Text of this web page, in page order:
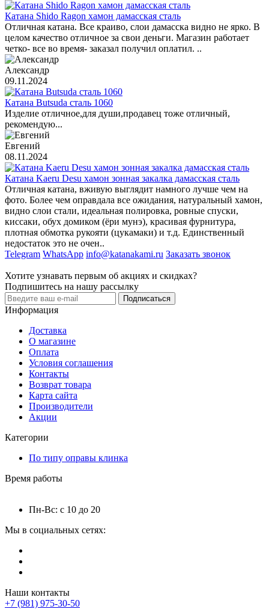
Катана Shido Ragon хамон дамасская сталь
Отличная катана. Все краиво, слои дамасска видно не ярко. В
целом качество отличное за свои деньги. Магазин работает
четко- все во время- заказал получил оплатил. ..
Александр
09.11.2024
Катана Butsuda сталь 1060
Изделие отличное,для души,продавец тоже отличный,
рекомендую...
Евгений
08.11.2024
Катана Kaeru Desu хамон зонная закалка дамасская сталь
Отличная катана, вживую выглядит намного лучше чем на
фото. Более чем оправдала все ожидания, натуральный хамон,
видно слои стали, идеальная полировка, ровные спуски,
киссаки, обух домиком (ёри мунэ), красивая фурнитура,
плотная обмотка рукояти (цукамаки) и т.д. Единственный
недостаток это не очен..
Telegram WhatsApp info@katanakami.ru Заказать звонок
Хотите узнавать первым об акциях и скидках?
Подпишитесь на нашу рассылку
Подписаться
Информация
Доставка
О магазине
Оплата
Условия соглашения
Контакты
Возврат товара
Карта сайта
Производители
Акции
Категории
По типу оправы клинка
Время работы
Пн-Вс: с 10 до 20
Мы в социальных сетях:
Наши контакты
+7 (981) 975-30-50